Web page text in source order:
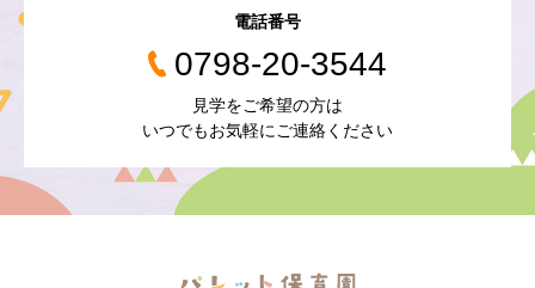
電話番号
0798-20-3544
見学をご希望の方は
いつでもお気軽にご連絡ください